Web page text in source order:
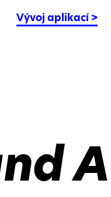
Vývoj aplikací>